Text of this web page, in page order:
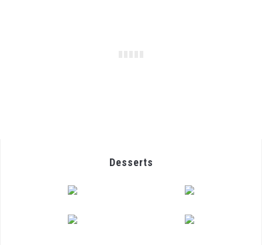
Desserts